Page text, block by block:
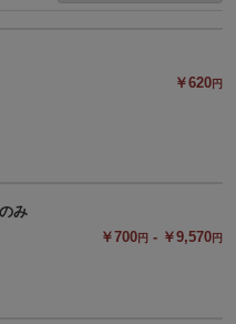
￥620円
み
￥700円 - ￥9,570円